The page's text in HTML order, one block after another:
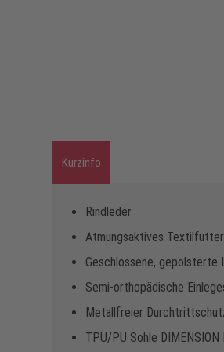
Kurzinfo
Rindleder
Atmungsaktives Textilfutter
Geschlossene, gepolsterte
Semi-orthopädische
Metallfreier
TPU/PU Sohle DIMENSION